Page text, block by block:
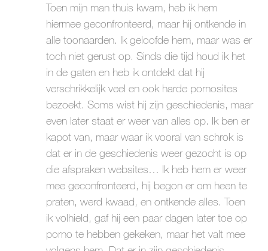
Toen mijn man thuis kwam, heb ik hem
hiermee geconfronteerd, maar hij ontkende in
alle toonaarden. Ik geloofde hem, maar was er
toch niet gerust op. Sinds die tijd houd ik het
in de gaten en heb ik ontdekt dat hij
verschrikkelijk veel en ook harde pornosites
bezoekt. Soms wist hij zijn geschiedenis, maar
even later staat er weer van alles op. Ik ben er
kapot van, maar waar ik vooral van schrok is
dat er in de geschiedenis weer gezocht is op
die afspraken websites… Ik heb hem er weer
mee geconfronteerd, hij begon er om heen te
praten, werd kwaad, en ontkende alles. Toen
ik volhield, gaf hij een paar dagen later toe op
porno te hebben gekeken, maar het valt mee